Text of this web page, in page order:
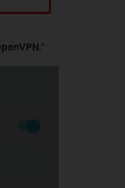
."